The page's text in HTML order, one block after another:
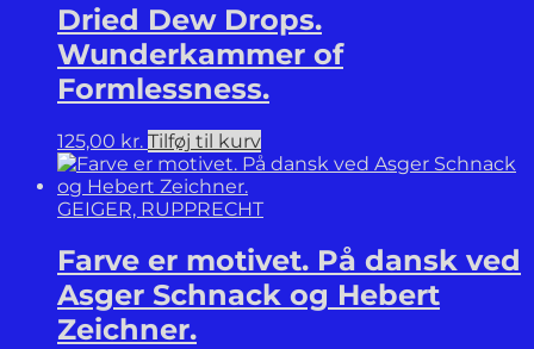
Dried Dew Drops.
Wunderkammer of
Formlessness.
125,00 kr. Tilføj til kurv
GEIGER, RUPPRECHT
Farve er motivet. På dansk ved
Asger Schnack og Hebert
Zeichner.